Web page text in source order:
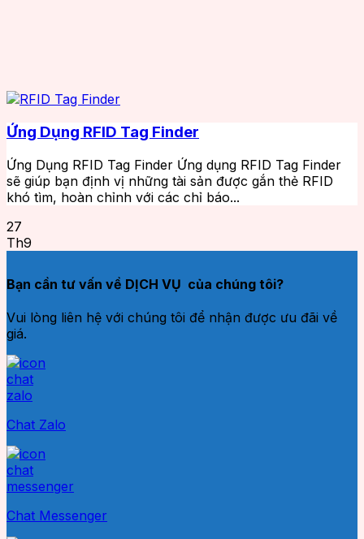
Ứng Dụng RFID Tag Finder
Ứng Dụng RFID Tag Finder Ứng dụng RFID Tag Finder
sẽ giúp bạn định vị những tài sản được gắn thẻ RFID
khó tìm, hoàn chỉnh với các chỉ báo...
27
Th9
Bạn cần tư vấn về DỊCH VỤ của chúng tôi?
Vui lòng liên hệ với chúng tôi để nhận được ưu đãi về
giá.
Chat Zalo
Chat Messenger